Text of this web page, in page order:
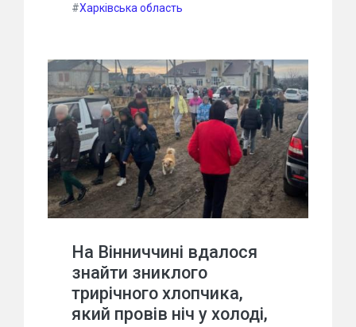
#Харківська область
На Вінниччині вдалося
знайти зниклого
трирічного хлопчика,
який провів ніч у холоді,